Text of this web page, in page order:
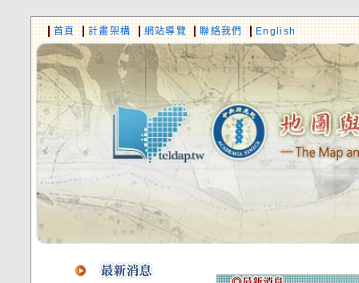
首頁 計畫架構 網站導覽 聯絡我們 English